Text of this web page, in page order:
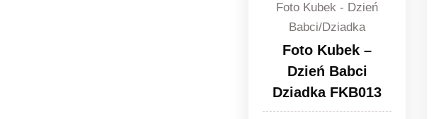
Foto Kubek - Dzień
Babci/Dziadka
Foto Kubek –
Dzień Babci
Dziadka FKB013